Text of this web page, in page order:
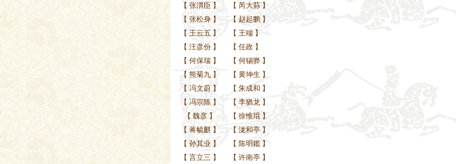
【 张渭臣 】 【 芮大荪 】
【 张松身 】 【 赵起鹏 】
【 王云五 】 【 王端 】
【 汪彦份 】 【 任政 】
【 何保瑞 】 【 何锡骅 】
【 熊菊九 】 【 黄坤生 】
【 冯文蔚 】 【 朱成和 】
【 冯宗陈 】 【 李猶龙 】
【 魏彦 】 【 徐惟琨 】
【 蒋毓麒 】 【 泷和亭 】
【 孙其业 】 【 陈明鑑 】
【 言立三 】 【 许南亭 】